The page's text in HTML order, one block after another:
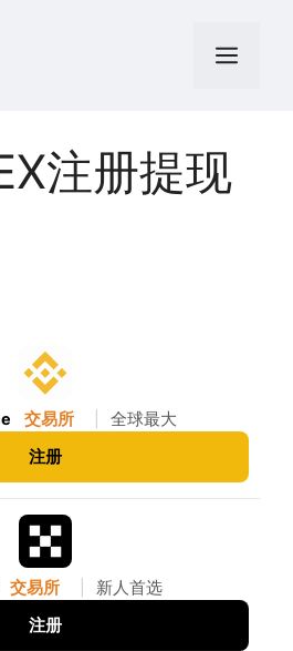
菜
注册提现
交易所 全球最大
注册
交易所 新人首选
注册